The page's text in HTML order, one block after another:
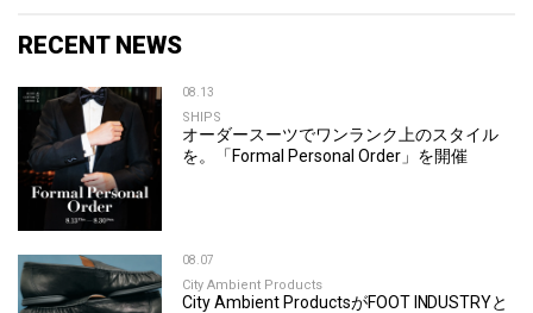
RECENT NEWS
08.13
SHIPS
オーダースーツでワンランク上のスタイル
を。「Formal Personal Order」を開催
08.07
City Ambient Products
City Ambient ProductsがFOOT INDUSTRYと